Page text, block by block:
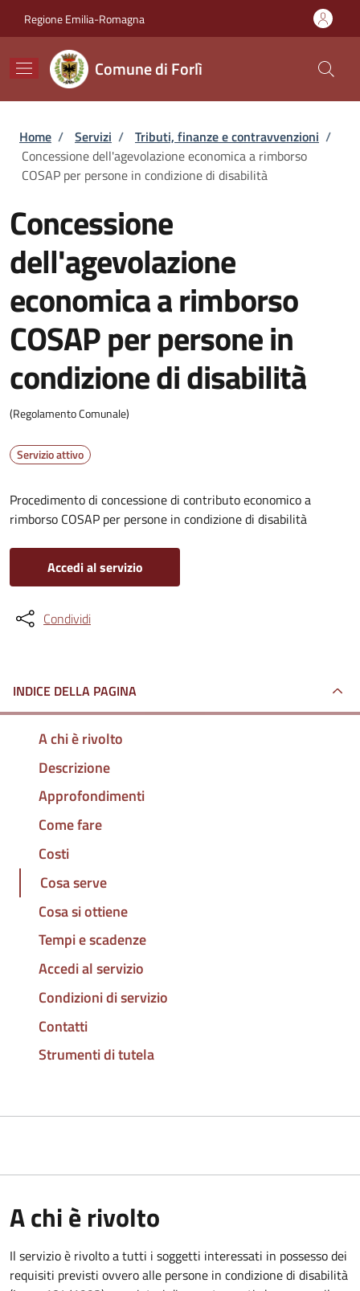
Regione Emilia-Romagna
Comune di Forlì
Briciole di pane
Home / Servizi / Tributi, finanze e contravvenzioni /
Concessione dell'agevolazione economica a rimborso
COSAP per persone in condizione di disabilità
Concessione
dell'agevolazione
economica a rimborso
COSAP per persone in
condizione di disabilità
(Regolamento Comunale)
Servizio attivo
Procedimento di concessione di contributo economico a
rimborso COSAP per persone in condizione di disabilità
Accedi al servizio
Condividi
INDICE DELLA PAGINA
A chi è rivolto
Descrizione
Approfondimenti
Come fare
Costi
Cosa serve
Cosa si ottiene
Tempi e scadenze
Accedi al servizio
Condizioni di servizio
Contatti
Strumenti di tutela
A chi è rivolto
Il servizio è rivolto a tutti i soggetti interessati in possesso dei
requisiti previsti ovvero alle persone in condizione di disabilità